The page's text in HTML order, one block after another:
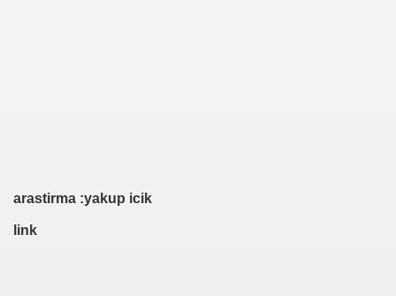
arastirma :yakup icik
link